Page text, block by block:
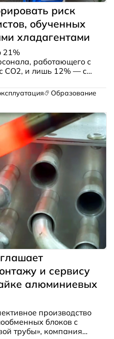
риск
обученных
хладагентами
21%
работающего с
CO2, и лишь 12% — с
Образование
и сервису
алюминиевых
производство
блоков с
трубы», компания